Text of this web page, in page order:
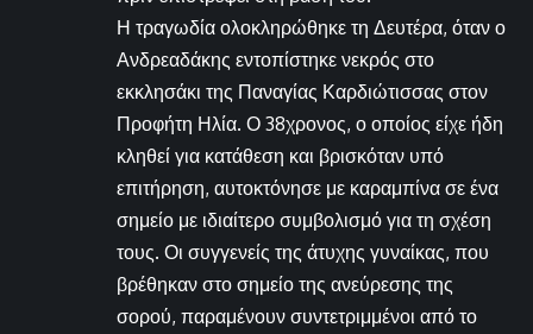
Η τραγωδία ολοκληρώθηκε τη Δευτέρα, όταν ο
Ανδρεαδάκης εντοπίστηκε νεκρός στο
εκκλησάκι της Παναγίας Καρδιώτισσας στον
Προφήτη Ηλία. Ο 38χρονος, ο οποίος είχε ήδη
κληθεί για κατάθεση και βρισκόταν υπό
επιτήρηση, αυτοκτόνησε με καραμπίνα σε ένα
σημείο με ιδιαίτερο συμβολισμό για τη σχέση
τους. Οι συγγενείς της άτυχης γυναίκας, που
βρέθηκαν στο σημείο της ανεύρεσης της
σορού, παραμένουν συντετριμμένοι από το